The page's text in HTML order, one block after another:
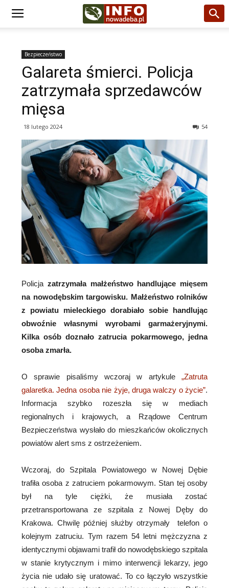
Bezpieczeństwo
Galareta śmierci. Policja
zatrzymała sprzedawców
mięsa
18 lutego 2024 54
Policja zatrzymała małżeństwo handlujące mięsem
na nowodębskim targowisku. Małżeństwo rolników
z powiatu mieleckiego dorabiało sobie handlując
obwoźnie własnymi wyrobami garmażeryjnymi.
Kilka osób doznało zatrucia pokarmowego, jedna
osoba zmarła.
O sprawie pisaliśmy wczoraj w artykule„Zatruta
galaretka. Jedna osoba nie żyje, druga walczy o życie”.
Informacja szybko rozeszła się w mediach
regionalnych i krajowych, a Rządowe Centrum
Bezpieczeństwa wysłało do mieszkańców okolicznych
powiatów alert sms z ostrzeżeniem.
Wczoraj, do Szpitala Powiatowego w Nowej Dębie
trafiła osoba z zatruciem pokarmowym. Stan tej osoby
był na tyle ciężki, że musiała zostać
przetransportowana ze szpitala z Nowej Dęby do
Krakowa. Chwilę później służby otrzymały telefon o
kolejnym zatruciu. Tym razem 54 letni mężczyzna z
identycznymi objawami trafił do nowodębskiego szpitala
w stanie krytycznym i mimo interwencji lekarzy, jego
życia nie udało się uratować. To co łączyło wszystkie